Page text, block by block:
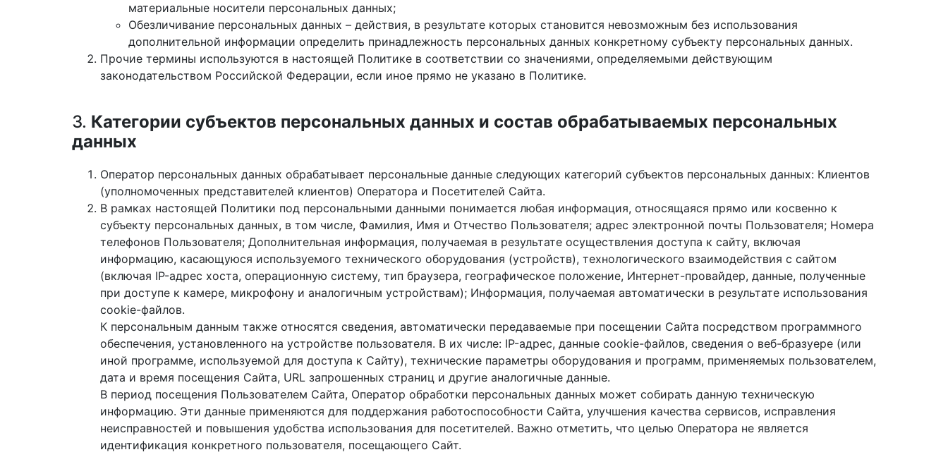
материальные носители персональных данных;
Обезличивание персональных данных – действия, в результате которых становится невозможным без использования
дополнительной информации определить принадлежность персональных данных конкретному субъекту персональных данных.
Прочие термины используются в настоящей Политике в соответствии со значениями, определяемыми действующим
законодательством Российской Федерации, если иное прямо не указано в Политике.
3. Категории субъектов персональных данных и состав обрабатываемых персональных
данных
Оператор персональных данных обрабатывает персональные данные следующих категорий субъектов персональных данных: Клиентов
(уполномоченных представителей клиентов) Оператора и Посетителей Сайта.
В рамках настоящей Политики под персональными данными понимается любая информация, относящаяся прямо или косвенно к
субъекту персональных данных, в том числе, Фамилия, Имя и Отчество Пользователя; адрес электронной почты Пользователя; Номера
телефонов Пользователя; Дополнительная информация, получаемая в результате осуществления доступа к сайту, включая
информацию, касающуюся используемого технического оборудования (устройств), технологического взаимодействия с сайтом
(включая IP-адрес хоста, операционную систему, тип браузера, географическое положение, Интернет-провайдер, данные, полученные
при доступе к камере, микрофону и аналогичным устройствам); Информация, получаемая автоматически в результате использования
cookie-файлов.
К персональным данным также относятся сведения, автоматически передаваемые при посещении Сайта посредством программного
обеспечения, установленного на устройстве пользователя. В их числе: IP-адрес, данные cookie-файлов, сведения о веб-бразуере (или
иной программе, используемой для доступа к Сайту), технические параметры оборудования и программ, применяемых пользователем,
дата и время посещения Сайта, URL запрошенных страниц и другие аналогичные данные.
В период посещения Пользователем Сайта, Оператор обработки персональных данных может собирать данную техническую
информацию. Эти данные применяются для поддержания работоспособности Сайта, улучшения качества сервисов, исправления
неисправностей и повышения удобства использования для посетителей. Важно отметить, что целью Оператора не является
идентификация конкретного пользователя, посещающего Сайт.